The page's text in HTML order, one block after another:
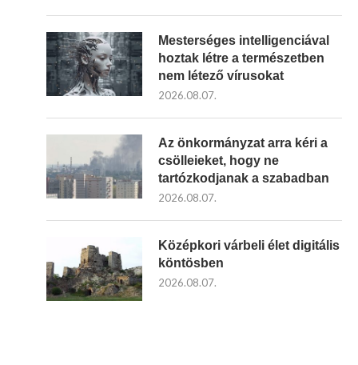
Mesterséges intelligenciával
hoztak létre a természetben
nem létező vírusokat
2026.08.07.
Az önkormányzat arra kéri a
csölleieket, hogy ne
tartózkodjanak a szabadban
2026.08.07.
Középkori várbeli élet digitális
köntösben
2026.08.07.